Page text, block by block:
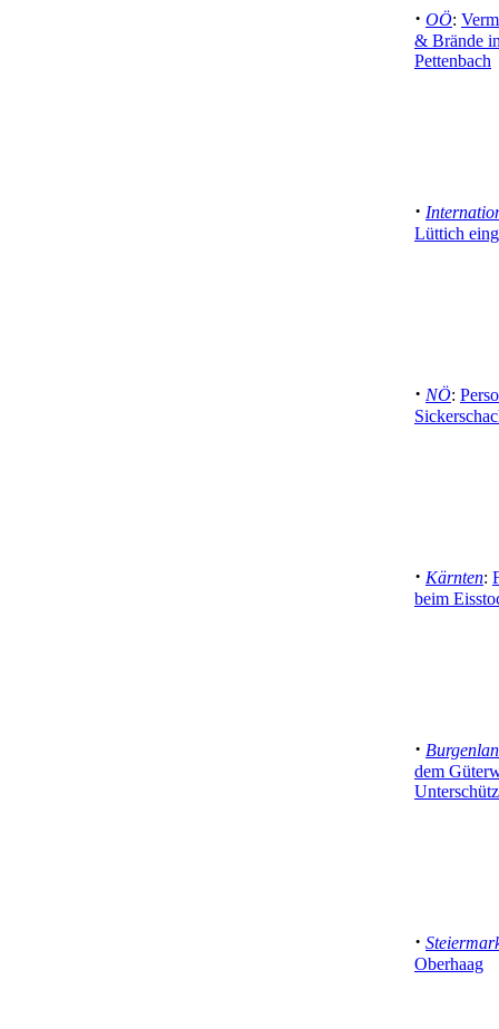
· OÖ:
& Brände
Pettenbach
·
Lüttich
· NÖ:
· Kärnten:
beim
·
dem
·
Oberhaag